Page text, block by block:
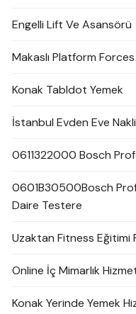
Engelli Lift Ve Asansörü
Makaslı Platform
Konak Tabldot Yemek
İstanbul Evden Eve
0611322000 Bosch
0601B30500Bosch
Daire Testere
Uzaktan Fitness Eğitimi
Online İç Mimarlık
Konak Yerinde Yemek